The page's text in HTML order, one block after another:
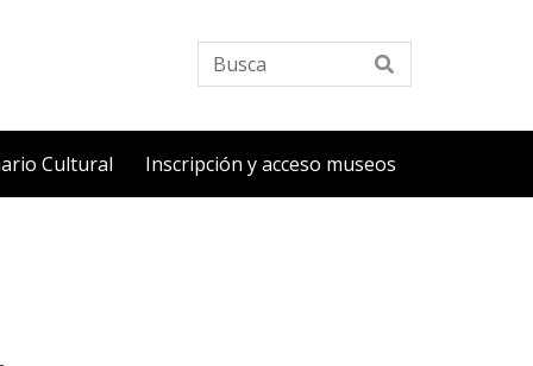
Busca
Cultural Inscripción y acceso museos